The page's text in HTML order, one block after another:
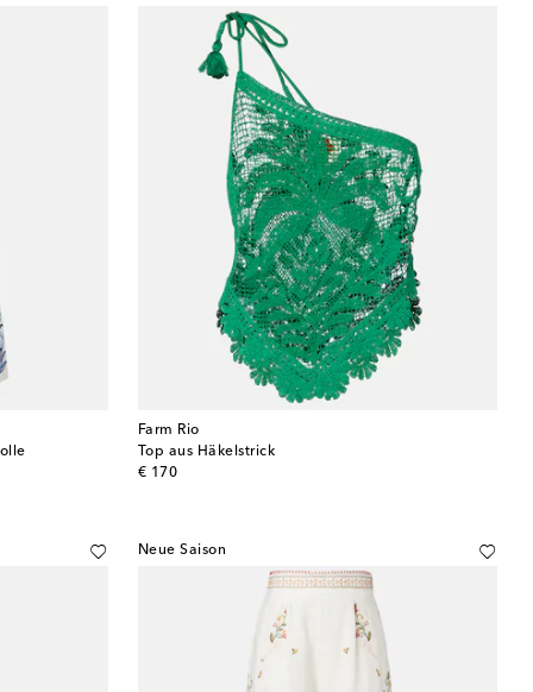
Farm Rio
Top aus Häkelstrick
€ 170
original price
Neue Saison